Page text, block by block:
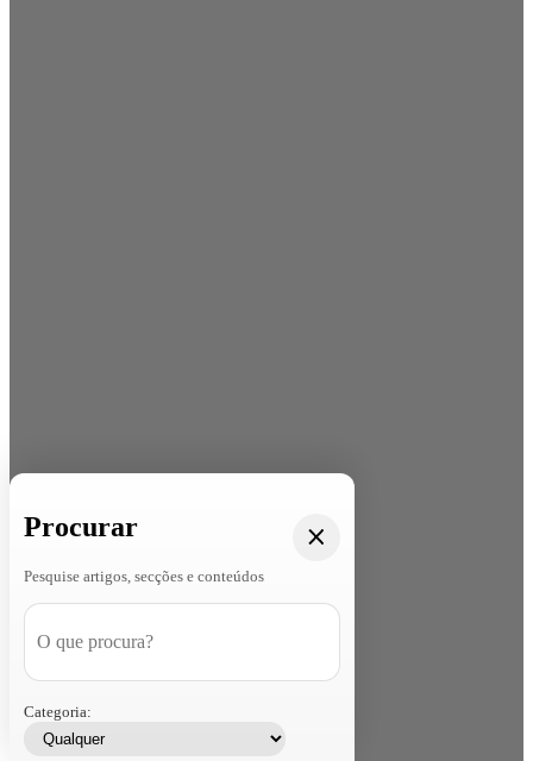
Procurar
Pesquise artigos, secções e conteúdos
Categoria: